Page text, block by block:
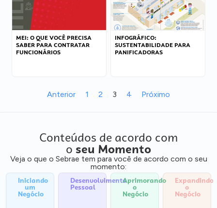
MEI: O QUE VOCÊ PRECISA
SABER PARA CONTRATAR
FUNCIONÁRIOS
INFOGRÁFICO:
SUSTENTABILIDADE PARA
PANIFICADORAS
Anterior 1 2 3 4 Próximo
Conteúdos de acordo com
o seu Momento
Veja o que o Sebrae tem para você de acordo com o seu
momento:
Iniciando
um
Negócio
Desenvolvimento
Pessoal
Aprimorando
o
Negócio
Expandindo
o
Negócio